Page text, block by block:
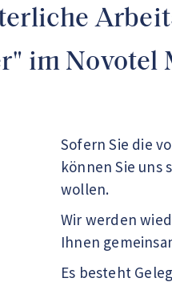
im Novotel
Sofern Sie die
können Sie uns
wollen.
Wir werden
Ihnen
Es besteht